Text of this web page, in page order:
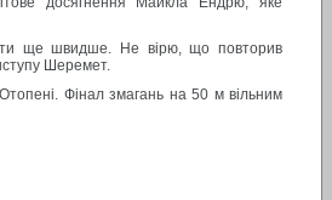
ще швидше. Не вірю, що повторив
Шеремет.
Фінал змагань на 50 м вільним